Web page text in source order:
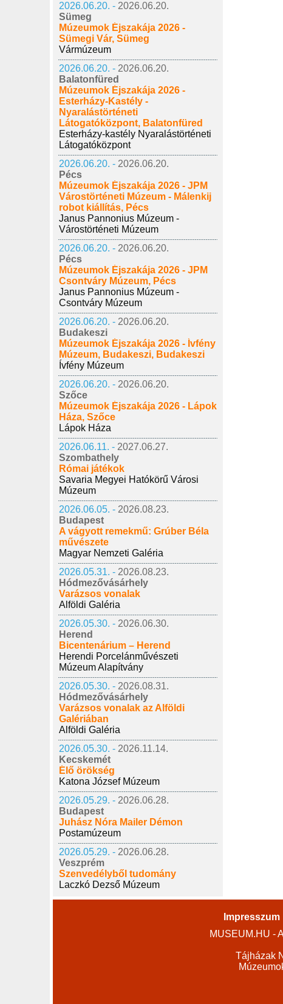
2026.06.20. - 2026.06.20.
Sümeg
Múzeumok Éjszakája 2026 -
Sümegi Vár, Sümeg
Vármúzeum
2026.06.20. - 2026.06.20.
Balatonfüred
Múzeumok Éjszakája 2026 -
Esterházy-Kastély -
Nyaralástörténeti
Látogatóközpont, Balatonfüred
Esterházy-kastély Nyaralástörténeti
Látogatóközpont
2026.06.20. - 2026.06.20.
Pécs
Múzeumok Éjszakája 2026 - JPM
Várostörténeti Múzeum - Málenkij
robot kiállítás, Pécs
Janus Pannonius Múzeum -
Várostörténeti Múzeum
2026.06.20. - 2026.06.20.
Pécs
Múzeumok Éjszakája 2026 - JPM
Csontváry Múzeum, Pécs
Janus Pannonius Múzeum -
Csontváry Múzeum
2026.06.20. - 2026.06.20.
Budakeszi
Múzeumok Éjszakája 2026 - Ívfény
Múzeum, Budakeszi, Budakeszi
Ívfény Múzeum
2026.06.20. - 2026.06.20.
Szőce
Múzeumok Éjszakája 2026 - Lápok
Háza, Szőce
Lápok Háza
2026.06.11. - 2027.06.27.
Szombathely
Római játékok
Savaria Megyei Hatókörű Városi
Múzeum
2026.06.05. - 2026.08.23.
Budapest
A vágyott remekmű: Grúber Béla
művészete
Magyar Nemzeti Galéria
2026.05.31. - 2026.08.23.
Hódmezővásárhely
Varázsos vonalak
Alföldi Galéria
2026.05.30. - 2026.06.30.
Herend
Bicentenárium – Herend
Herendi Porcelánművészeti
Múzeum Alapítvány
2026.05.30. - 2026.08.31.
Hódmezővásárhely
Varázsos vonalak az Alföldi
Galériában
Alföldi Galéria
2026.05.30. - 2026.11.14.
Kecskemét
Élő örökség
Katona József Múzeum
2026.05.29. - 2026.06.28.
Budapest
Juhász Nóra Mailer Démon
Postamúzeum
2026.05.29. - 2026.06.28.
Veszprém
Szenvedélyből tudomány
Laczkó Dezső Múzeum
Impresszum
MUSEUM.HU -
Tájházak